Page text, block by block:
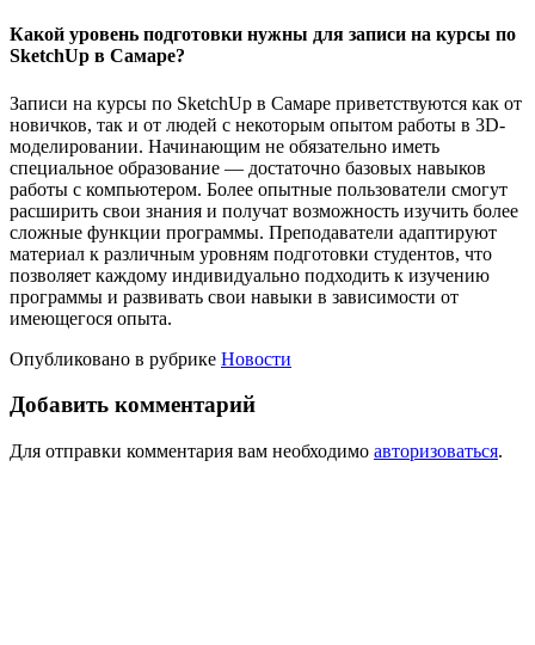
Какой уровень подготовки нужны для записи на курсы по
SketchUp в Самаре?
Записи на курсы по SketchUp в Самаре приветствуются как от
новичков, так и от людей с некоторым опытом работы в 3D-
моделировании. Начинающим не обязательно иметь
специальное образование — достаточно базовых навыков
работы с компьютером. Более опытные пользователи смогут
расширить свои знания и получат возможность изучить более
сложные функции программы. Преподаватели адаптируют
материал к различным уровням подготовки студентов, что
позволяет каждому индивидуально подходить к изучению
программы и развивать свои навыки в зависимости от
имеющегося опыта.
Опубликовано в рубрике Новости
Добавить комментарий
Для отправки комментария вам необходимо авторизоваться.